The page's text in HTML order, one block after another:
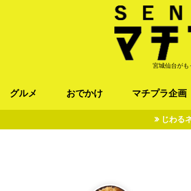
宮城仙台がも
グルメ おでかけ マチプラ企画
オトアルキ
マチプラ企
ファッション
ブラミヤギ
マチプラ漫画
マチプラ小説
じわる